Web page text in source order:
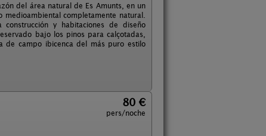
del área natural de Es Amunts, en un
completamente natural.
y habitaciones de diseño
bajo los pinos para calçotadas,
de campo ibicenca del más puro estilo
80 €
pers/noche